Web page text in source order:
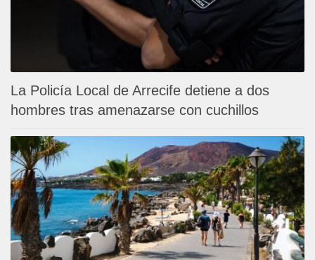
La Policía Local de Arrecife detiene a dos
hombres tras amenazarse con cuchillos